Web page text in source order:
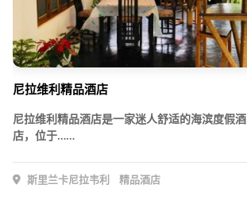
尼拉维利精品酒店
尼拉维利精品酒店是一家迷人舒适的海滨度假酒
店，位于……
斯里兰卡尼拉韦利 精品酒店